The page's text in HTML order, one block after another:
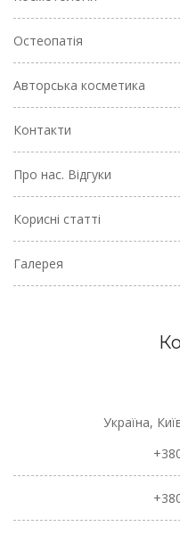
Остеопатія
Авторська косметика
Контакти
Про нас. Відгуки
Корисні статті
Галерея
Україна,